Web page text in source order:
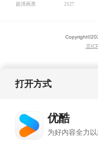
超清画质 2127
Copyright©
京
打开方式
优酷
为好内容全力以